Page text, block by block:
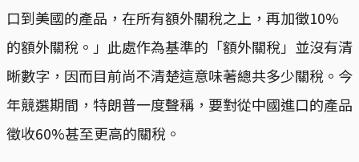
口到美國的產品，在所有額外關稅之上，再加徵10%
的額外關稅。」此處作為基準的「額外關稅」並沒有清
晰數字，因而目前尚不清楚這意味著總共多少關稅。今
年競選期間，特朗普一度聲稱，要對從中國進口的產品
徵收60%甚至更高的關稅。